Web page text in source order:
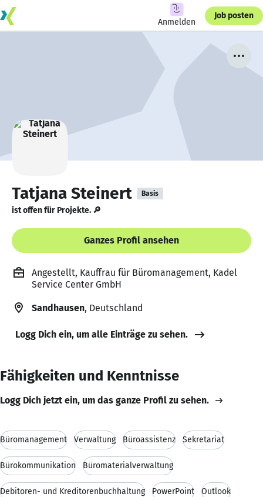
Anmelden
Job posten
Tatjana Steinert Basis
ist offen für Projekte. 🔎
Ganzes Profil ansehen
Angestellt, Kauffrau für Büromanagement, Kadel
Service Center GmbH
Sandhausen, Deutschland
Logg Dich ein, um alle Einträge zu sehen.
Fähigkeiten und Kenntnisse
Logg Dich jetzt ein, um das ganze Profil zu sehen.
Büromanagement Verwaltung Büroassistenz Sekretariat
Bürokommunikation Büromaterialverwaltung
Debitoren- und Kreditorenbuchhaltung PowerPoint Outlook